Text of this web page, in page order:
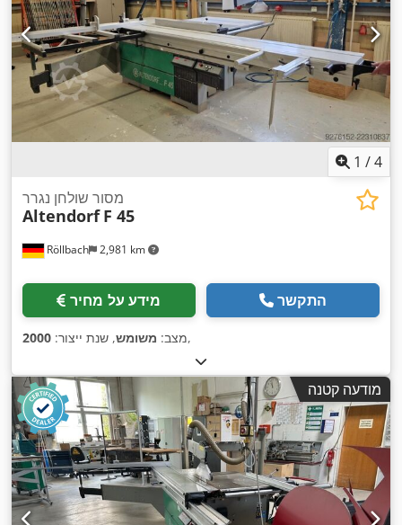
1 /4
Röllbach 2,981 km
מסור שולחן נגרר
Altendorf F 45
מידע על מחיר התקשר
מצב: משומש, שנת ייצור: 2000 ,
מודעה קטנה